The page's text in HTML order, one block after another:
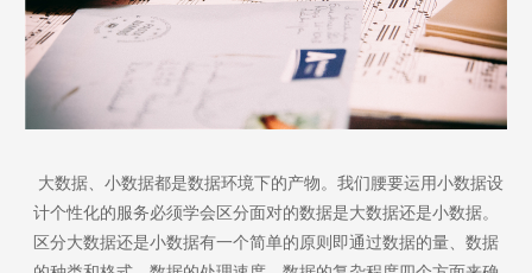
大数据、小数据都是数据环境下的产物。我们腰要运用小数据设
计个性化的服务必须学会区分面对的数据是大数据还是小数据。
区分大数据还是小数据有一个简单的原则即通过数据的量、数据